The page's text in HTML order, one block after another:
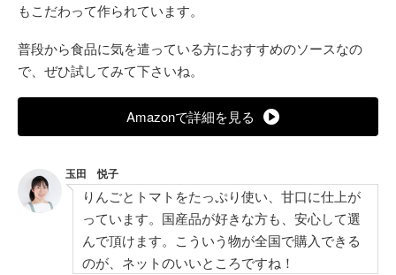
もこだわって作られています。
普段から食品に気を遣っている方におすすめのソースなの
で、ぜひ試してみて下さいね。
Amazonで詳細を見る
玉田 悦子
りんごとトマトをたっぷり使い、甘口に仕上が
っています。国産品が好きな方も、安心して選
んで頂けます。こういう物が全国で購入できる
のが、ネットのいいところですね！